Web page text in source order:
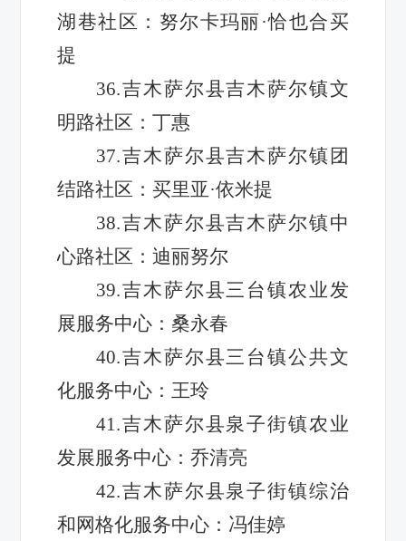
湖巷社区：努尔卡玛丽·恰也合买
提
36.吉木萨尔县吉木萨尔镇文
明路社区：丁惠
37.吉木萨尔县吉木萨尔镇团
结路社区：买里亚·依米提
38.吉木萨尔县吉木萨尔镇中
心路社区：迪丽努尔
39.吉木萨尔县三台镇农业发
展服务中心：桑永春
40.吉木萨尔县三台镇公共文
化服务中心：王玲
41.吉木萨尔县泉子街镇农业
发展服务中心：乔清亮
42.吉木萨尔县泉子街镇综治
和网格化服务中心：冯佳婷